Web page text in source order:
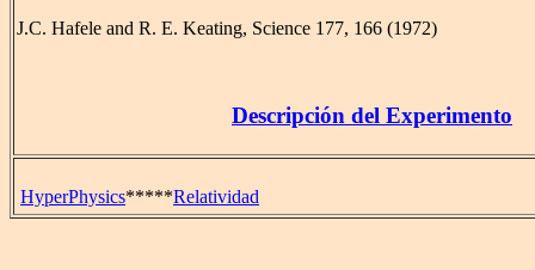
J.C. Hafele and R. E. Keating, Science 177, 166 (1972)
Descripción del Experimento
HyperPhysics*****Relatividad